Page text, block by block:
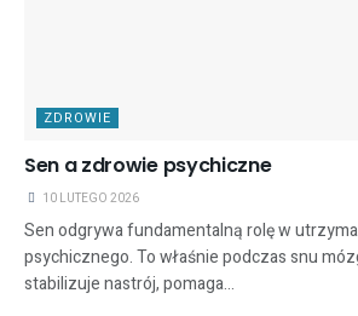
ZDROWIE
Sen a zdrowie psychiczne
10 LUTEGO 2026
Sen odgrywa fundamentalną rolę w
psychicznego. To właśnie podczas snu
stabilizuje nastrój, pomaga...